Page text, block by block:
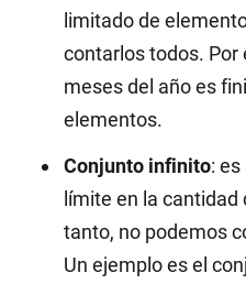
limitado de
contarlos todos. Por
meses del año es
elementos.
Conjunto infinito:
límite en la cantidad
tanto, no podemos
Un ejemplo es el